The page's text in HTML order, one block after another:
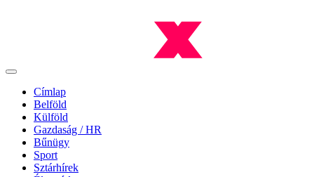
Címlap
Belföld
Külföld
Gazdaság / HR
Bűnügy
Sport
Sztárhírek